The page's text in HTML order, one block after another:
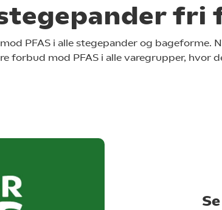
fri
PFAS i alle stegepander og bageforme.
forbud mod PFAS i alle varegrupper,